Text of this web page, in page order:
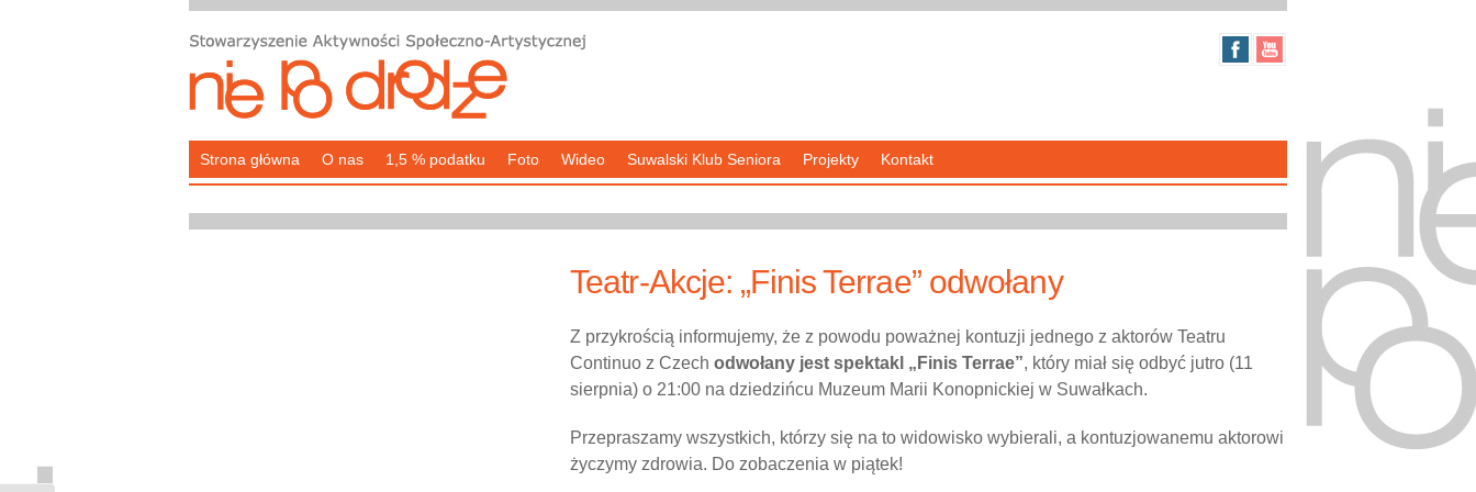
Strona główna O nas 1,5 % podatku Foto Wideo Suwalski Klub Seniora Projekty Kontakt
Teatr-Akcje: „Finis Terrae” odwołany
Z przykrością informujemy, że z powodu poważnej kontuzji jednego z aktorów Teatru
Continuo z Czech odwołany jest spektakl „Finis Terrae”, który miał się odbyć jutro (11
sierpnia) o 21:00 na dziedzińcu Muzeum Marii Konopnickiej w Suwałkach.
Przepraszamy wszystkich, którzy się na to widowisko wybierali, a kontuzjowanemu aktorowi
życzymy zdrowia. Do zobaczenia w piątek!